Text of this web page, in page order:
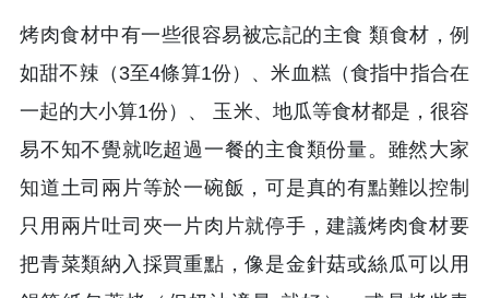
烤肉食材中有一些很容易被忘記的主食 類食材，例
如甜不辣（3至4條算1份）、米血糕（食指中指合在
一起的大小算1份）、 玉米、地瓜等食材都是，很容
易不知不覺就吃超過一餐的主食類份量。雖然大家
知道土司兩片等於一碗飯，可是真的有點難以控制
只用兩片吐司夾一片肉片就停手，建議烤肉食材要
把青菜類納入採買重點，像是金針菇或絲瓜可以用